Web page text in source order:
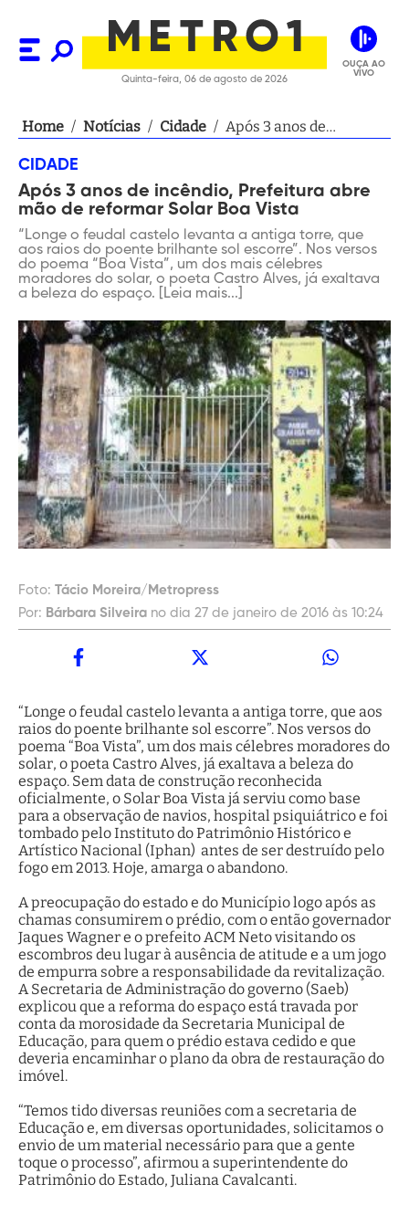
Quinta-feira, 06 de agosto de 2026
OUÇA AO
VIVO
Home / Notícias / Cidade / Após 3 anos de
Solar Boa Vista
CIDADE
Após 3 anos de incêndio, Prefeitura abre
mão de reformar Solar Boa Vista
“Longe o feudal castelo levanta a antiga torre, que
aos raios do poente brilhante sol escorre”. Nos versos
do poema “Boa Vista”, um dos mais célebres
moradores do solar, o poeta Castro Alves, já exaltava
a beleza do espaço. [Leia mais...]
Foto: Tácio Moreira/Metropress
Por: Bárbara Silveira no dia 27 de janeiro de 2016 às 10:24
“Longe o feudal castelo levanta a antiga torre, que aos
raios do poente brilhante sol escorre”. Nos versos do
poema “Boa Vista”, um dos mais célebres moradores do
solar, o poeta Castro Alves, já exaltava a beleza do
espaço. Sem data de construção reconhecida
oficialmente, o Solar Boa Vista já serviu como base
para a observação de navios, hospital psiquiátrico e foi
tombado pelo Instituto do Patrimônio Histórico e
Artístico Nacional (Iphan) antes de ser destruído pelo
fogo em 2013. Hoje, amarga o abandono.
A preocupação do estado e do Município logo após as
chamas consumirem o prédio, com o então governador
Jaques Wagner e o prefeito ACM Neto visitando os
escombros deu lugar à ausência de atitude e a um jogo
de empurra sobre a responsabilidade da revitalização.
A Secretaria de Administração do governo (Saeb)
explicou que a reforma do espaço está travada por
conta da morosidade da Secretaria Municipal de
Educação, para quem o prédio estava cedido e que
deveria encaminhar o plano da obra de restauração do
imóvel.
“Temos tido diversas reuniões com a secretaria de
Educação e, em diversas oportunidades, solicitamos o
envio de um material necessário para que a gente
toque o processo”, afirmou a superintendente do
Patrimônio do Estado, Juliana Cavalcanti.